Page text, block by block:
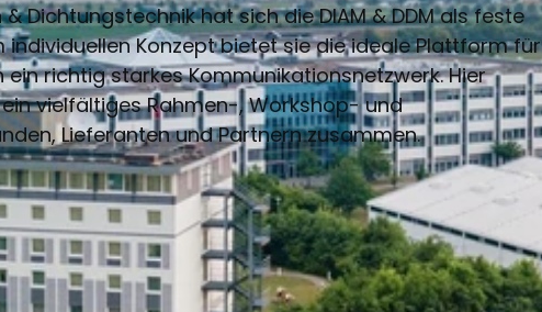
Dichtungstechnik hat sich die DIAM & DDM als feste
Konzept bietet sie die ideale Plattform für
richtig starkes Kommunikationsnetzwerk. Hier
vielfältiges Rahmen-, Workshop- und
Lieferanten und Partnern zusammen.